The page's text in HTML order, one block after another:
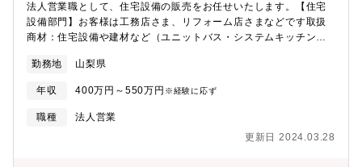
法人営業職として、住宅設備の販売をお任せいたします。【住宅
設備部門】お客様は工務店さま、リフォーム店さまなどです取扱
商材：住宅設備や建材など（ユニットバス・システムキッチンな
勤務地
山梨県
年収 400万円～550万円 ※経験に応ず
職種
法人営業
更新日 2024.03.28